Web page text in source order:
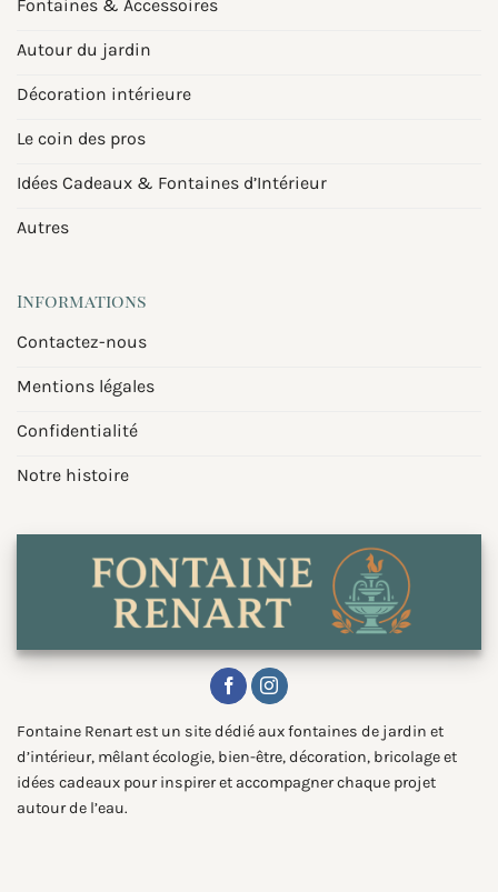
Fontaines & Accessoires
Autour du jardin
Décoration intérieure
Le coin des pros
Idées Cadeaux & Fontaines d’Intérieur
Autres
Informations
Contactez-nous
Mentions légales
Confidentialité
Notre histoire
Fontaine Renart est un site dédié aux fontaines de jardin et
d’intérieur, mêlant écologie, bien-être, décoration, bricolage et
idées cadeaux pour inspirer et accompagner chaque projet
autour de l’eau.